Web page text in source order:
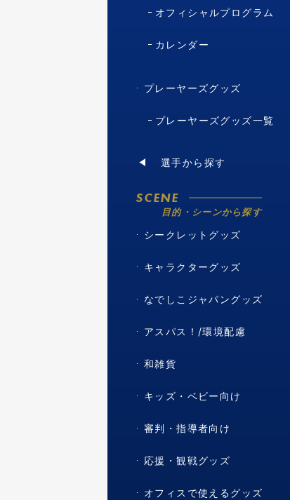
オフィシャルプログラム
カレンダー
プレーヤーズグッズ
プレーヤーズグッズ一覧
選手から探す
SCENE
目的・シーンから探す
シークレットグッズ
キャラクターグッズ
なでしこジャパングッズ
アスパス！/環境配慮
和雑貨
キッズ・ベビー向け
審判・指導者向け
応援・観戦グッズ
オフィスで使えるグッズ